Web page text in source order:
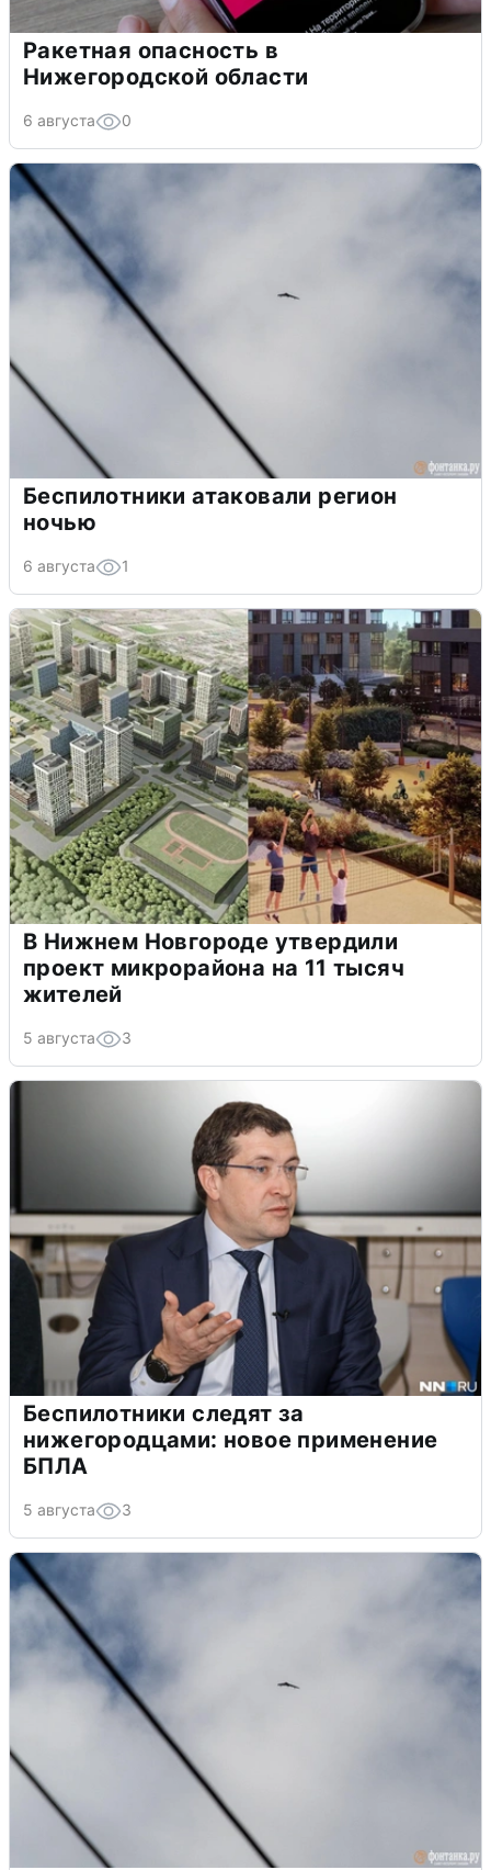
Ракетная опасность в
Нижегородской области
6 августа 0
Беспилотники атаковали регион
ночью
6 августа 1
В Нижнем Новгороде утвердили
проект микрорайона на 11 тысяч
жителей
5 августа 3
Беспилотники следят за
нижегородцами: новое применение
БПЛА
5 августа 3